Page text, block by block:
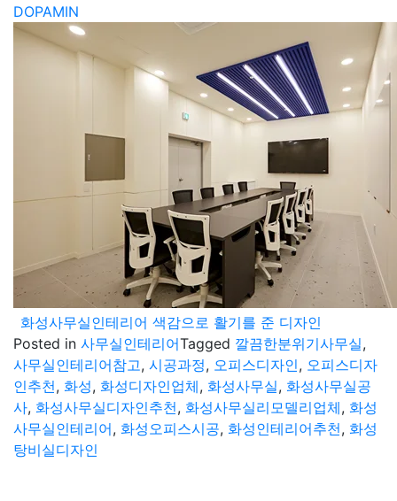
DOPAMIN
화성사무실인테리어 색감으로 활기를 준 디자인
Posted in 사무실인테리어Tagged 깔끔한분위기사무실,
사무실인테리어참고, 시공과정, 오피스디자인, 오피스디자
인추천, 화성, 화성디자인업체, 화성사무실, 화성사무실공
사, 화성사무실디자인추천, 화성사무실리모델리업체, 화성
사무실인테리어, 화성오피스시공, 화성인테리어추천, 화성
탕비실디자인